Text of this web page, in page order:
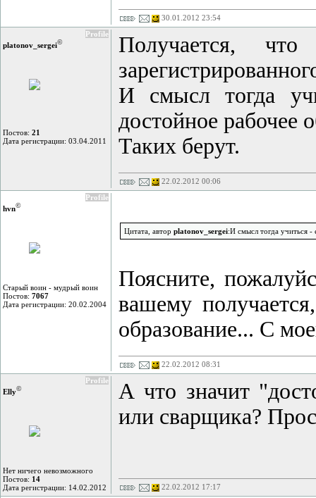
30.01.2012 23:54
Profile
platonov_sergei©
Постов: 21
Дата регистрации: 03.04.2011
Получается,
И смысл тогда
достойное рабочее
Таких берут.
22.02.2012 00:06
Profile
hvn©
Старый воин - мудрый воин
Постов: 7067
Дата регистрации: 20.02.2004
Цитата, автор platonov_sergei:И смысл тогда учиться
Поясните,
вашему
образование... С
22.02.2012 08:31
Profile
Elly©
Нет ничего невозможного
Постов: 14
Дата регистрации: 14.02.2012
А что значит
или сварщика?
22.02.2012 17:17